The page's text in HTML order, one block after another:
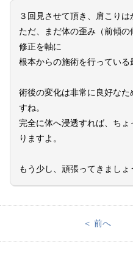
３回見させて頂き、肩こりは
ただ、まだ体の歪み（前傾
修正を軸に
根本からの施術を行っている
術後の変化は非常に良好な
すね。
完全に体へ浸透すれば、ち
りますよ。
もう少し、頑張ってきましょ
＜ 前へ